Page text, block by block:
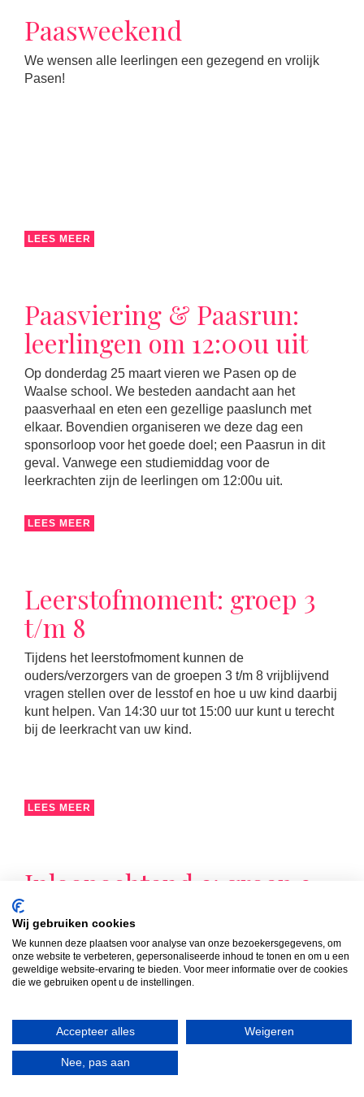
Paasweekend
We wensen alle leerlingen een gezegend en vrolijk
Pasen!
LEES MEER
Paasviering & Paasrun:
leerlingen om 12:00u uit
Op donderdag 25 maart vieren we Pasen op de
Waalse school. We besteden aandacht aan het
paasverhaal en eten een gezellige paaslunch met
elkaar. Bovendien organiseren we deze dag een
sponsorloop voor het goede doel; een Paasrun in dit
geval. Vanwege een studiemiddag voor de
leerkrachten zijn de leerlingen om 12:00u uit.
LEES MEER
Leerstofmoment: groep 3
t/m 8
Tijdens het leerstofmoment kunnen de
ouders/verzorgers van de groepen 3 t/m 8 vrijblijvend
vragen stellen over de lesstof en hoe u uw kind daarbij
kunt helpen. Van 14:30 uur tot 15:00 uur kunt u terecht
bij de leerkracht van uw kind.
LEES MEER
Inloopochtend 2: groep 3
t/m 8
Van 08:30 uur tot 09:15 uur zijn de ouders/verzorgers
van de groepen 3 t/m 8 van harte welkom in de groep
van hun kind(eren). Die ochtend volgt u samen met uw
Wij gebruiken cookies
We kunnen deze plaatsen voor analyse van onze bezoekersgegevens, om
onze website te verbeteren, gepersonaliseerde inhoud te tonen en om u een
geweldige website-ervaring te bieden. Voor meer informatie over de cookies
die we gebruiken opent u de instellingen.
Accepteer alles Weigeren
Nee, pas aan